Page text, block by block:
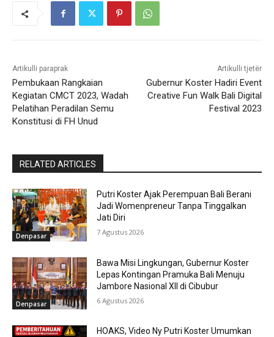
Artikulli paraprak
Pembukaan Rangkaian
Kegiatan CMCT 2023, Wadah
Pelatihan Peradilan Semu
Konstitusi di FH Unud
Artikulli tjetër
Gubernur Koster Hadiri Event
Creative Fun Walk Bali Digital
Festival 2023
RELATED ARTICLES
Denpasar
Putri Koster Ajak Perempuan Bali Berani
Jadi Womenpreneur Tanpa Tinggalkan
Jati Diri
7 Agustus 2026
Denpasar
Bawa Misi Lingkungan, Gubernur Koster
Lepas Kontingan Pramuka Bali Menuju
Jambore Nasional XII di Cibubur
6 Agustus 2026
HOAKS, Video Ny Putri Koster Umumkan